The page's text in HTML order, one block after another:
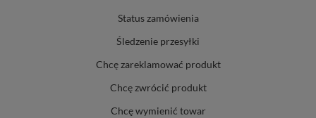
Status zamówienia
Śledzenie przesyłki
Chcę zareklamować produkt
Chcę zwrócić produkt
Chcę wymienić towar